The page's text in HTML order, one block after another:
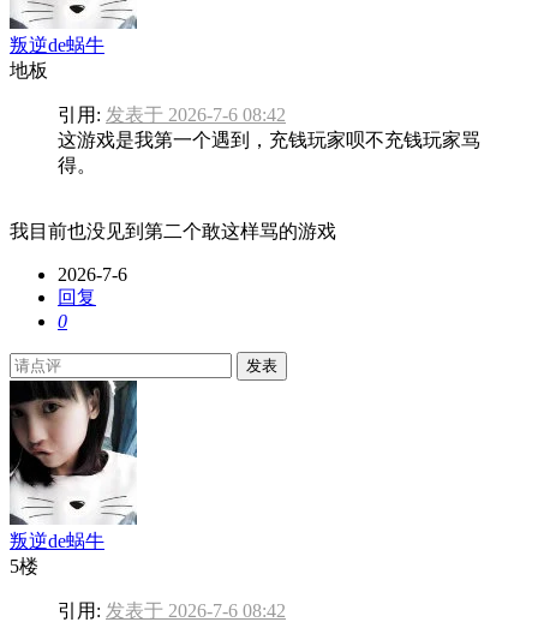
叛逆de蜗牛
地板
引用: 发表于 2026-7-6 08:42
这游戏是我第一个遇到，充钱玩家呗不充钱玩家骂
得。
我目前也没见到第二个敢这样骂的游戏
2026-7-6
回复
0
发表
叛逆de蜗牛
5楼
引用: 发表于 2026-7-6 08:42